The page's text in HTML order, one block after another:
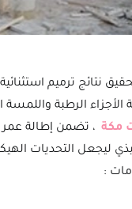
نتائج ترميم
الأجزاء الرطبة
مكة ، تضمن إطالة عمر
ليجعل التحديات
: